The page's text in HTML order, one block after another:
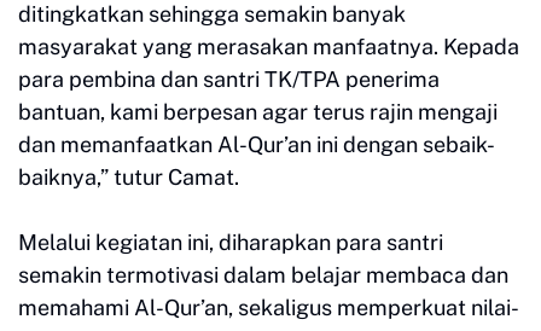
ditingkatkan sehingga semakin banyak
masyarakat yang merasakan manfaatnya. Kepada
para pembina dan santri TK/TPA penerima
bantuan, kami berpesan agar terus rajin mengaji
dan memanfaatkan Al-Qur’an ini dengan sebaik-
baiknya,” tutur Camat.
Melalui kegiatan ini, diharapkan para santri
semakin termotivasi dalam belajar membaca dan
memahami Al-Qur’an, sekaligus memperkuat nilai-